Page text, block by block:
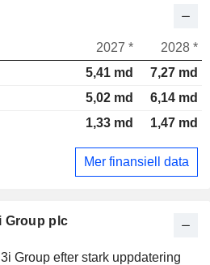
Group plc
Group efter stark uppdatering
2027 *
2028 *
5,41 md
7,27 md
5,02 md
6,14 md
1,33 md 1,47 md
Mer finansiell data